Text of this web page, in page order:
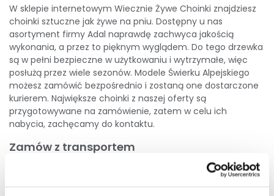
W sklepie internetowym Wiecznie Żywe Choinki znajdziesz
choinki sztuczne jak żywe na pniu. Dostępny u nas
asortyment firmy Adal naprawdę zachwyca jakością
wykonania, a przez to pięknym wyglądem. Do tego drzewka
są w pełni bezpieczne w użytkowaniu i wytrzymałe, więc
posłużą przez wiele sezonów. Modele Świerku Alpejskiego
możesz zamówić bezpośrednio i zostaną one dostarczone
kurierem. Największe choinki z naszej oferty są
przygotowywane na zamówienie, zatem w celu ich
nabycia, zachęcamy do kontaktu.
Zamów z transportem
W przypadku Świerków Alpejskich, możesz je kupić
bezpośrednio z poziomu strony, dodając po prostu wybrany